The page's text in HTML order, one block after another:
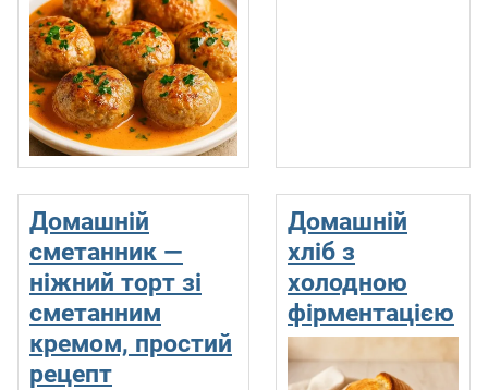
Домашній
сметанник —
ніжний торт зі
сметанним
кремом, простий
рецепт
Домашній
хліб з
холодною
фірментацією